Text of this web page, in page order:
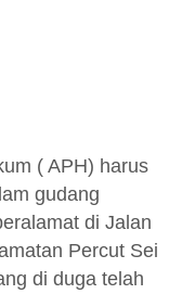
( APH) harus
gudang
di Jalan
Percut Sei
di duga telah